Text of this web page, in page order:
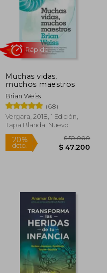
40%
dcto.
Muchas vidas,
muchos maestros
Brian Weiss
(68)
Vergara, 2018, 1 Edición,
Tapa Blanda, Nuevo
20%
dcto.
Rápido